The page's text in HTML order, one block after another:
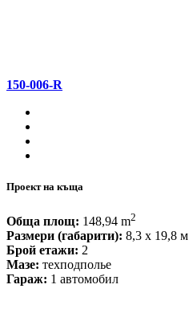
150-006-R
Проект на къща
Обща площ: 148,94 m2
Размери (габарити): 8,3 x 19,8 м
Брой етажи: 2
Мазе: техподполье
Гараж: 1 автомобил